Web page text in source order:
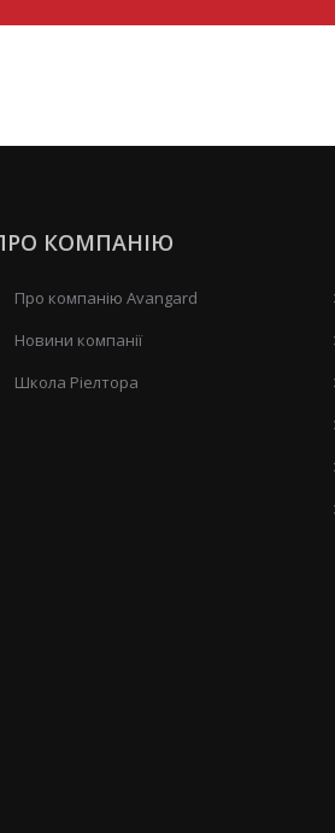
КОМПАНІЮ
Про компанію Avangard
Новини компанії
Школа Ріелтора